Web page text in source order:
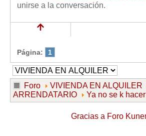
unirse a la conversación.
Página: 1
Foro VIVIENDA EN ALQUILER
ARRENDATARIO
Ya no se k
Gracias a Foro